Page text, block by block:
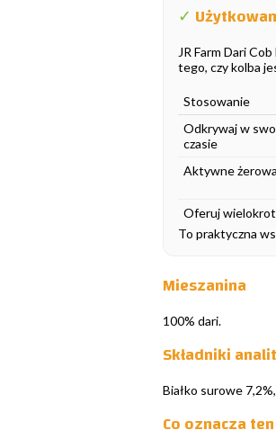
✓
JR Farm Dari
tego, czy kolba
Stosowanie
Odkrywaj w
czasie
Aktywne
Oferuj
To praktyczna
Mieszanina
100% dari.
Składniki
Białko surowe
Co oznacza